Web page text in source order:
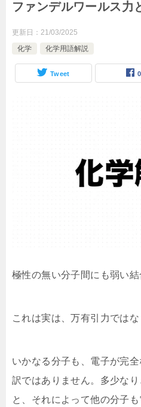
ファンデルワールス力
更新日： 21/03/2025
化学
化学用語解説
Tweet 0
極性の無い分子間にも弱い結
これは実は、万有引力ではな
いかなる分子も、電子が完
訳ではありません。多少な
と、それによって他の分子